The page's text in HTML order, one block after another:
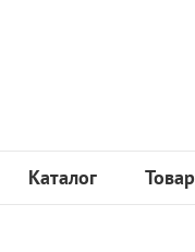
Каталог